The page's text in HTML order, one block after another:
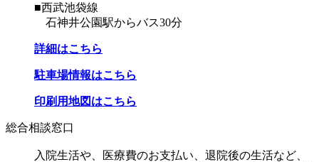
■西武池袋線
石神井公園駅からバス30分
詳細はこちら
駐車場情報はこちら
印刷用地図はこちら
総合相談窓口
入院生活や、医療費のお支払い、退院後の生活など、